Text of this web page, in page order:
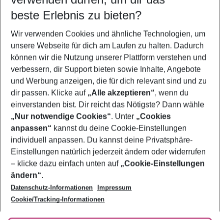
5-8 Nächte
2 Erwachsene Keine Kinder
Mehr Filter anzeigen
Footer
Footer navigation
Über uns
AGB
Bestpreisgarantie
Cookie-Einstellungen ändern
Cookie-Richtlinie
Agenturbetreuung
Barrierefreies Reisen
Folge uns
beste Erlebnis zu bieten?
Wir verwenden Cookies und ähnliche Technologien, um
unsere Webseite für dich am Laufen zu halten. Dadurch
können wir die Nutzung unserer Plattform verstehen und
verbessern, dir Support bieten sowie Inhalte, Angebote
und Werbung anzeigen, die für dich relevant sind und zu
dir passen. Klicke auf „Alle akzeptieren“, wenn du
einverstanden bist. Dir reicht das Nötigste? Dann wähle
„Nur notwendige Cookies“. Unter „Cookies
anpassen“ kannst du deine Cookie-Einstellungen
individuell anpassen. Du kannst deine Privatsphäre-
Einstellungen natürlich jederzeit ändern oder widerrufen
– klicke dazu einfach unten auf „Cookie-Einstellungen
ändern“.
Datenschutz-Informationen
Impressum
Cookie/Tracking-Informationen